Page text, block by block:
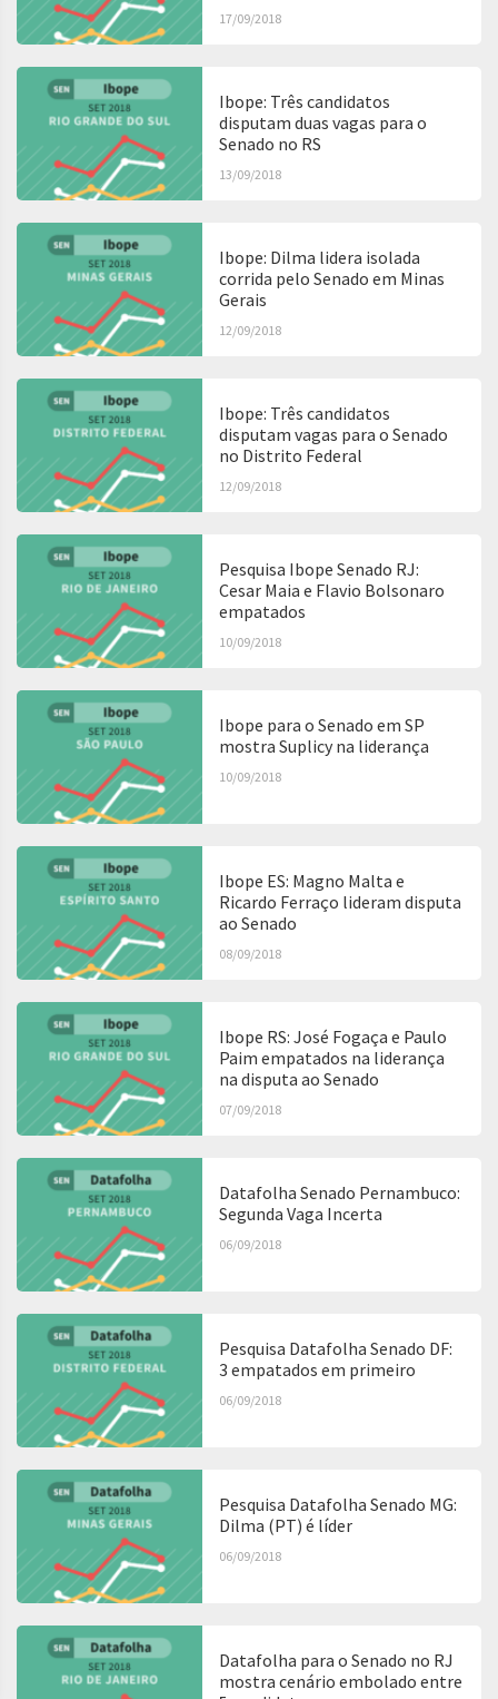
17/09/2018
Ibope: Três candidatos
disputam duas vagas para o
Senado no RS
13/09/2018
Ibope: Dilma lidera isolada
corrida pelo Senado em Minas
Gerais
12/09/2018
Ibope: Três candidatos
disputam vagas para o Senado
no Distrito Federal
12/09/2018
Pesquisa Ibope Senado RJ:
Cesar Maia e Flavio Bolsonaro
empatados
10/09/2018
Ibope para o Senado em SP
mostra Suplicy na liderança
10/09/2018
Ibope ES: Magno Malta e
Ricardo Ferraço lideram disputa
ao Senado
08/09/2018
Ibope RS: José Fogaça e Paulo
Paim empatados na liderança
na disputa ao Senado
07/09/2018
Datafolha Senado Pernambuco:
Segunda Vaga Incerta
06/09/2018
Pesquisa Datafolha Senado DF:
3 empatados em primeiro
06/09/2018
Pesquisa Datafolha Senado MG:
Dilma (PT) é líder
06/09/2018
Datafolha para o Senado no RJ
mostra cenário embolado entre